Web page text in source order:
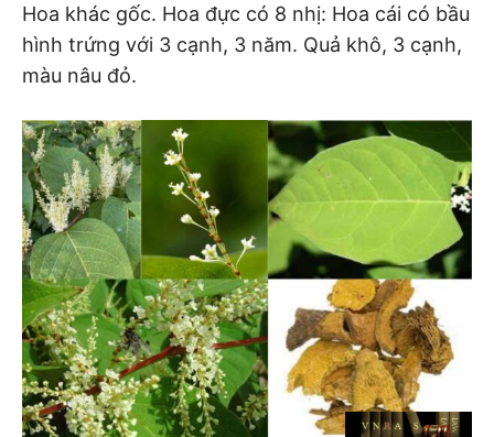
Hoa khác gốc. Hoa đực có 8 nhị: Hoa cái có bầu
hình trứng với 3 cạnh, 3 năm. Quả khô, 3 cạnh,
màu nâu đỏ.